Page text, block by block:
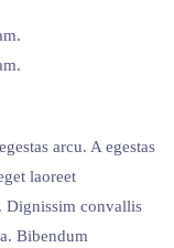
arcu. A egestas
laoreet
Dignissim convallis
Bibendum